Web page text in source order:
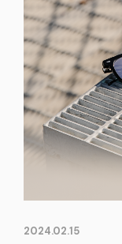
2024.02.15